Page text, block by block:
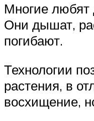
Многие любят
Они дышат,
погибают.
Технологии
растения, в
восхищение,